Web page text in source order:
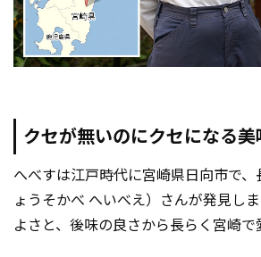
クセが無いのにクセになる美
へべすは江戸時代に宮崎県日向市で、
ょうそかべ へいべえ）さんが発見し
よさと、後味の良さから長らく宮崎で